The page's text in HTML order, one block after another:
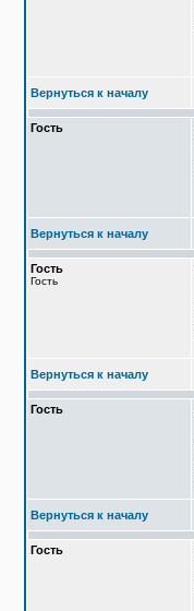
Вернуться к началу
Гость
Вернуться к началу
Гость
Гость
Вернуться к началу
Гость
Вернуться к началу
Гость